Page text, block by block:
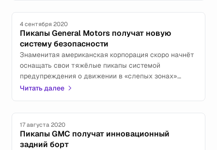
4 сентября 2020
Пикапы General Motors получат новую
систему безопасности
Знаменитая американская корпорация скоро начнёт
оснащать свои тяжёлые пикапы системой
предупреждения о движении в «слепых зонах»
около прицепов.
Читать далее
17 августа 2020
Пикапы GMC получат инновационный
задний борт